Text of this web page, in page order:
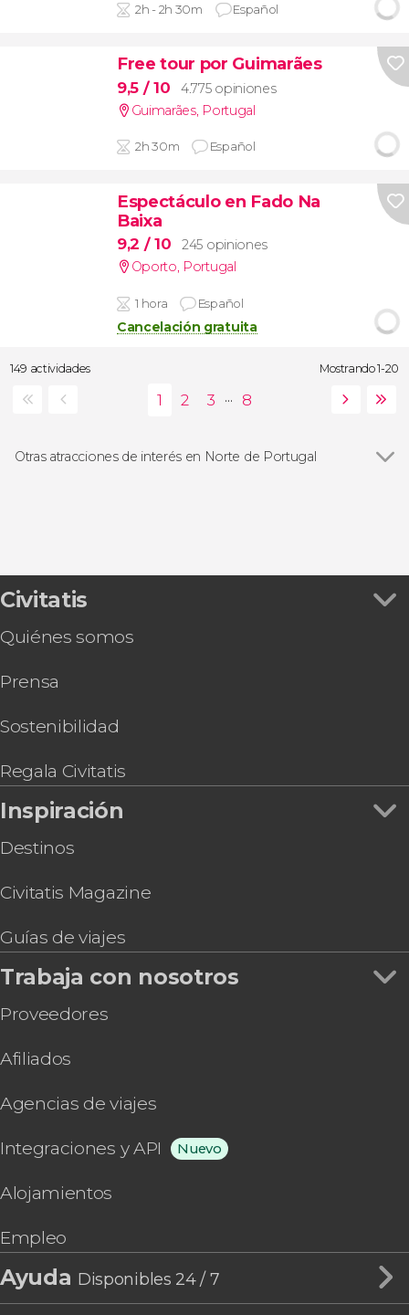
2h - 2h 30m Español
Free tour por Guimarães
9,5 / 10
4.775 opiniones
Guimarães, Portugal
2h 30m Español
Espectáculo en Fado Na
Baixa
9,2 / 10
245 opiniones
Oporto, Portugal
1 hora Español
Cancelación gratuita
149 actividades Mostrando 1-20
...
Otras atracciones de interés en Norte de Portugal
Civitatis
Quiénes somos
Prensa
Sostenibilidad
Regala Civitatis
Inspiración
Destinos
Civitatis Magazine
Guías de viajes
Trabaja con nosotros
Proveedores
Afiliados
Agencias de viajes
Integraciones y API Nuevo
Alojamientos
Empleo
Ayuda Disponibles 24 / 7